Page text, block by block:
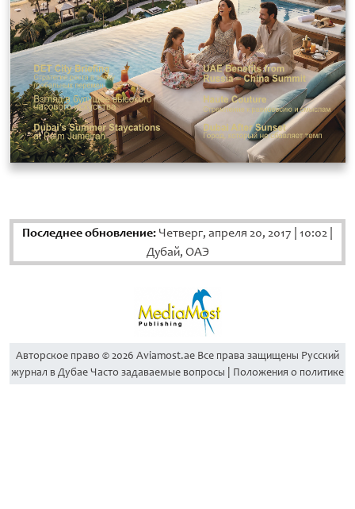
Последнее обновление: Четверг, апреля 20, 2017 10:02
Дубай, ОАЭ
Aвторское право © 2026 Aviamost.ae Все права защищены Русский
журнал в Дубае Часто задаваемые вопросы | Положения о политике